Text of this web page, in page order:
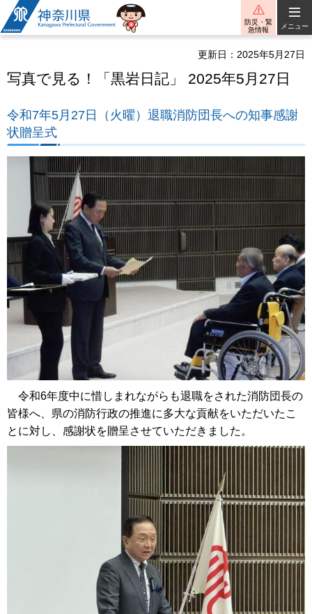
神奈川県
防災・緊
急情報
メニュー
更新日：2025年5月27日
写真で見る！「黒岩日記」 2025年5月27日
令和7年5月27日（火曜）退職消防団長への知事感謝
状贈呈式
令和6年度中に惜しまれながらも退職をされた消防団長の
皆様へ、県の消防行政の推進に多大な貢献をいただいたこ
とに対し、感謝状を贈呈させていただきました。